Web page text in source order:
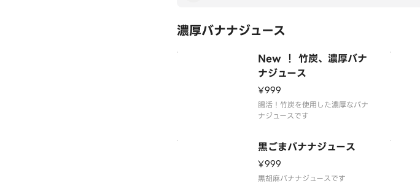
濃厚バナナジュース
New ！ 竹炭、濃厚バナ
ナジュース
¥999
腸活！竹炭を使用した濃厚なバナ
ナジュースです
黒ごまバナナジュース
¥999
黒胡麻バナナジュースです